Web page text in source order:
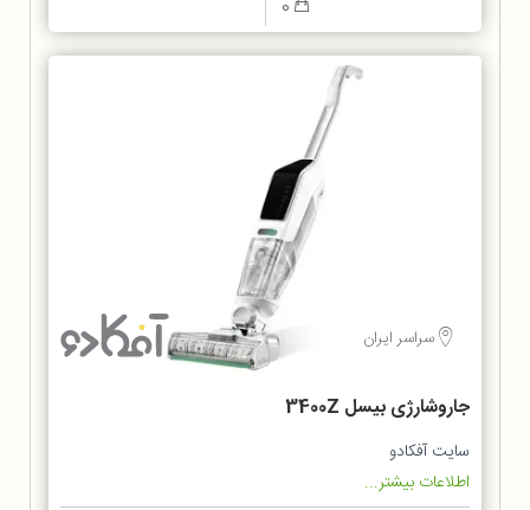
سراسر ایران
جاروشارژی بیسل 3400Z
سایت آفکادو
اطلاعات بیشتر...